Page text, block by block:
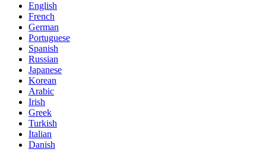
English
French
German
Portuguese
Spanish
Russian
Japanese
Korean
Arabic
Irish
Greek
Turkish
Italian
Danish